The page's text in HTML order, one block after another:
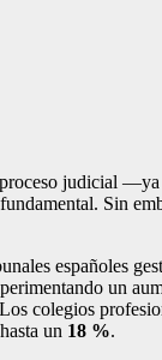
judicial
Sin
españoles
un
colegios
un 18 %.